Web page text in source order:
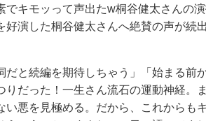
キモッって声出たw桐谷健太さんの
演した桐谷健太さんへ絶賛の声が続出
と続編を期待しちゃう」「始まる前
だった！一生さん流石の運動神経。
悪を見極める。だから、これからも